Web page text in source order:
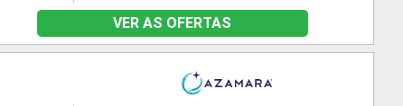
VER AS OFERTAS